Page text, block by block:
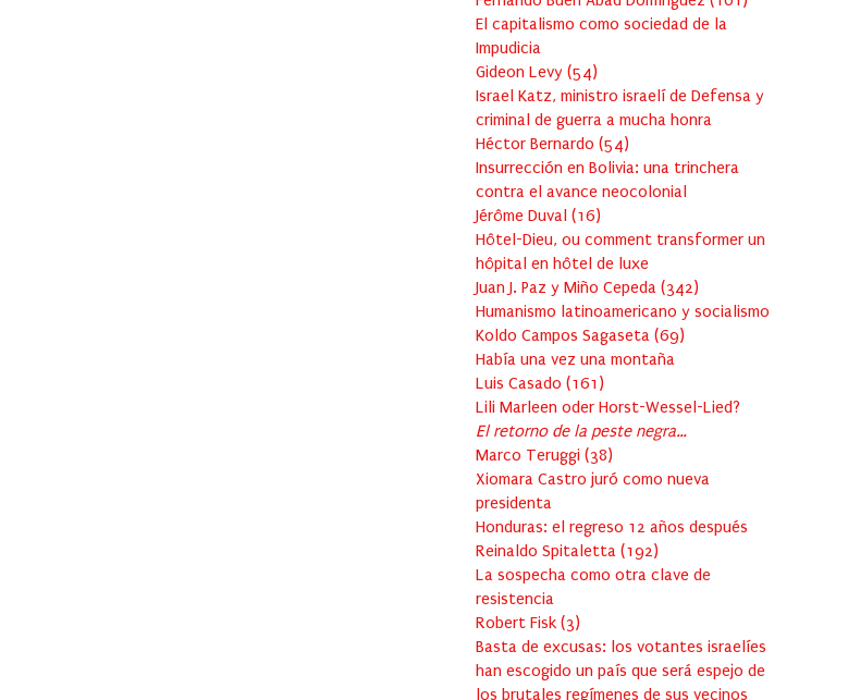
El capitalismo como sociedad de la
Impudicia
Gideon Levy (54)
Israel Katz, ministro israelí de Defensa y
criminal de guerra a mucha honra
Héctor Bernardo (54)
Insurrección en Bolivia: una trinchera
contra el avance neocolonial
Jérôme Duval (16)
Hôtel-Dieu, ou comment transformer un
hôpital en hôtel de luxe
Juan J. Paz y Miño Cepeda (342)
Humanismo latinoamericano y socialismo
Koldo Campos Sagaseta (69)
Había una vez una montaña
Luis Casado (161 )
Lili Marleen oder Horst-Wessel-Lied?
El retorno de la peste negra…
Marco Teruggi (38)
Xiomara Castro juró como nueva
presidenta
Honduras: el regreso 12 años después
Reinaldo Spitaletta (192)
La sospecha como otra clave de
resistencia
Robert Fisk (3)
Basta de excusas: los votantes israelíes
han escogido un país que será espejo de
los brutales regímenes de sus vecinos